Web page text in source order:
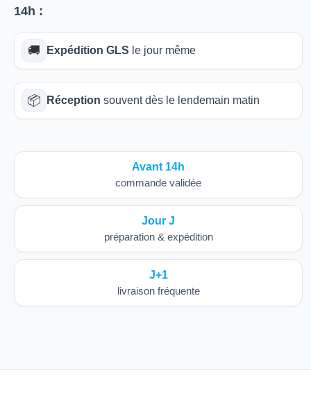
14h :
🚚 Expédition GLS le jour même
📦 Réception souvent dès le lendemain matin
Avant 14h
commande validée
Jour J
préparation & expédition
J+1
livraison fréquente